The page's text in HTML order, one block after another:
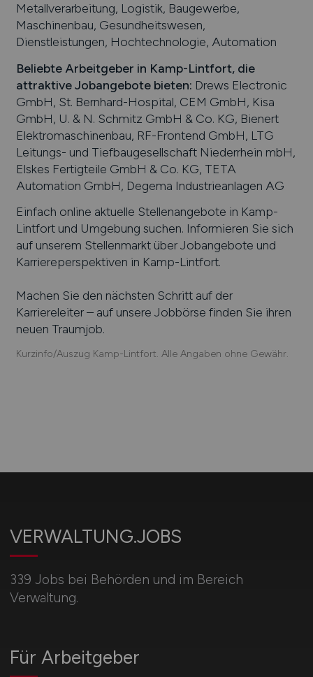
Metallverarbeitung, Logistik, Baugewerbe,
Maschinenbau, Gesundheitswesen,
Dienstleistungen, Hochtechnologie, Automation
Beliebte Arbeitgeber in Kamp-Lintfort, die
attraktive Jobangebote bieten: Drews Electronic
GmbH, St. Bernhard-Hospital, CEM GmbH, Kisa
GmbH, U. & N. Schmitz GmbH & Co. KG, Bienert
Elektromaschinenbau, RF-Frontend GmbH, LTG
Leitungs- und Tiefbaugesellschaft Niederrhein mbH,
Elskes Fertigteile GmbH & Co. KG, TETA
Automation GmbH, Degema Industrieanlagen AG
Einfach online aktuelle Stellenangebote in Kamp-
Lintfortund Umgebung suchen. Informieren Sie sich
auf unserem Stellenmarkt über Jobangebote und
Karriereperspektiven in Kamp-Lintfort.
Machen Sie den nächsten Schritt auf der
Karriereleiter – auf unsere Jobbörse finden Sie ihren
neuen Traumjob.
Kurzinfo/Auszug Kamp-Lintfort. Alle Angaben ohne Gewähr.
VERWALTUNG.JOBS
339 Jobs bei Behörden und im Bereich
Verwaltung.
Für Arbeitgeber